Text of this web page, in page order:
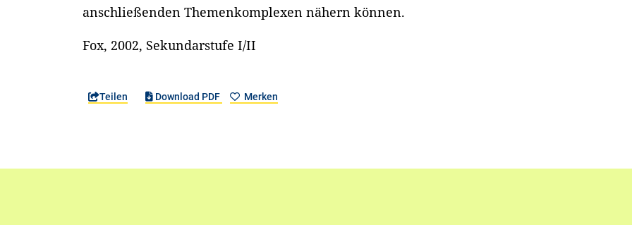
anschließenden Themenkomplexen nähern können.
Fox, 2002, Sekundarstufe I/II
Teilen Download PDF Merken